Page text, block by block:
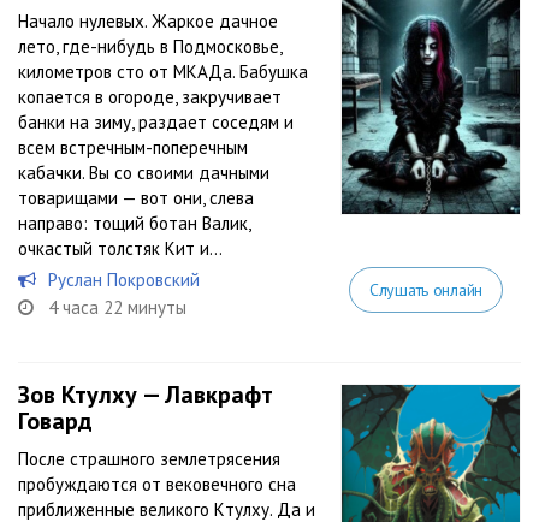
Начало нулевых. Жаркое дачное
лето, где-нибудь в Подмосковье,
километров сто от МКАДа. Бабушка
копается в огороде, закручивает
банки на зиму, раздает соседям и
всем встречным-поперечным
кабачки. Вы со своими дачными
товарищами — вот они, слева
направо: тощий ботан Валик,
очкастый толстяк Кит и...
Руслан Покровский
4 часа 22 минуты
Слушать онлайн
Зов Ктулху — Лавкрафт
Говард
После страшного землетрясения
пробуждаются от вековечного сна
приближенные великого Ктулху. Да и